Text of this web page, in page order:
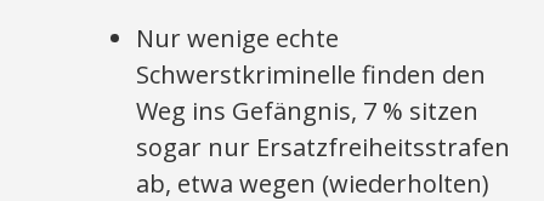
Nur wenige echte
Schwerstkriminelle finden den
Weg ins Gefängnis, 7 % sitzen
sogar nur Ersatzfreiheitsstrafen
ab, etwa wegen (wiederholten)